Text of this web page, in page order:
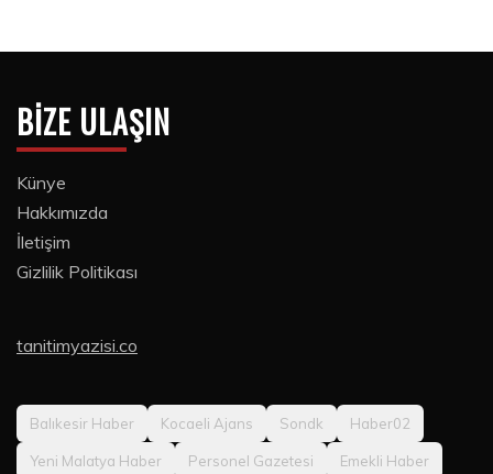
BIZE ULAŞIN
Künye
Hakkımızda
İletişim
Gizlilik Politikası
tanitimyazisi.co
Balıkesir Haber Kocaeli Ajans Sondk Haber02
Yeni Malatya Haber Personel Gazetesi Emekli Haber